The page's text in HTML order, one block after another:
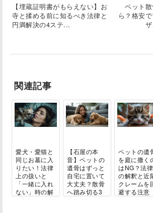
【埋蔵証明書がもらえない】お
寺と揉める前に知るべき法律と
円満解決の4ステ...
ペット
ら？格安
関連記事
愛犬・愛猫と
同じお墓に入
りたい！法律
上の扱いと
「一緒に入れ
ない」時の解
【石屋の本
音】ペットの
遺骨はずっと
自宅に置いて
大丈夫？散骨
へ踏み切る3
ペットの遺
を庭に撒く
はNG？法律
の解釈と近
クレームを
避する注意